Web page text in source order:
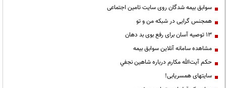
سوابق بیمه شدگان روی سایت تامین اجتماعی
همجنس گرایی در شبکه من و تو
13 توصیه آسان برای رفع بوی بد دهان
مشاهده سامانه آنلاين سوابق بیمه
حكم آيت‌الله مكارم درباره شاهين نجفي
سایتهای همسریابی!